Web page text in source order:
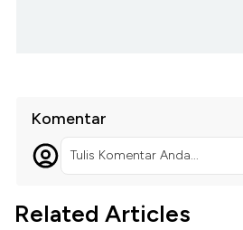
Komentar
Tulis Komentar Anda...
Related Articles